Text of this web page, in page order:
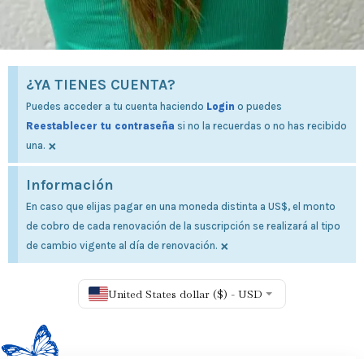
¿YA TIENES CUENTA?
Puedes acceder a tu cuenta haciendo Login o puedes
Reestablecer tu contraseña si no la recuerdas o no has recibido
una. ×
Información
En caso que elijas pagar en una moneda distinta a US$, el monto
de cobro de cada renovación de la suscripción se realizará al tipo
de cambio vigente al día de renovación. ×
United States dollar ($) - USD